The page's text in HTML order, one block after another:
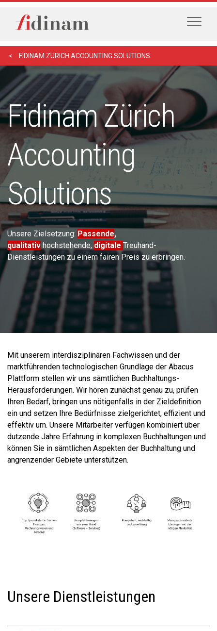
FIDINAM ZÜRICH ACCOUNTING SOLUTIONS
Fidinam Zürich
Accounting
Solutions
Unsere Zielsetzung: Passende,
qualitativ hochstehende, digitale Treuhand-
Dienstleistungen zu einem fairen Preis zu erbringen.
Mit unserem interdisziplinären Fachwissen und der
marktführenden technologischen Grundlage der Abacus
Plattform stellen wir uns sämtlichen Buchhaltungs-
Herausforderungen. Wir hören zunächst genau zu, prüfen
Ihren Bedarf, bringen uns nötigenfalls in der Zieldefinition
ein und setzen Ihre Bedürfnisse zielgerichtet, effizient und
effektiv um. Unsere Mitarbeiter verfügen kombiniert über
dutzende Jahre Erfahrung in komplexen Buchhaltungen und
können Sie in sämtlichen Aspekten der Buchhaltung und
angrenzender Gebiete unterstützen.
Unsere Dienstleistungen